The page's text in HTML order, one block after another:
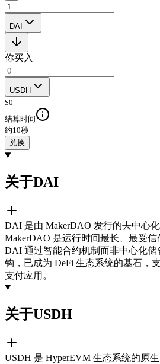
DAI
你买入
USDH
$0
结算时间
约10秒
兑换
关于DAI
DAI 是由 MakerDAO 发行的去中心
MakerDAO 是运行时间最长、最受信
DAI 通过智能合约机制而非中心化
钩，已成为 DeFi 生态系统的基石，
支付应用。
关于USDH
USDH 是 HyperEVM 生态系统的原